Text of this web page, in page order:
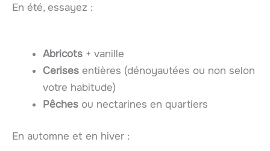
En été, essayez :
Abricots + vanille
Cerises entières (dénoyautées ou non selon
votre habitude)
Pêches ou nectarines en quartiers
En automne et en hiver :